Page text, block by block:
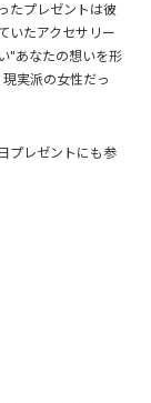
たプレゼントは彼
いたアクセサリー
"あなたの想いを形
実派の女性だっ
プレゼントにも参